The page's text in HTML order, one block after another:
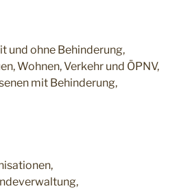
und ohne Behinderung,
Wohnen, Verkehr und ÖPNV,
mit Behinderung,